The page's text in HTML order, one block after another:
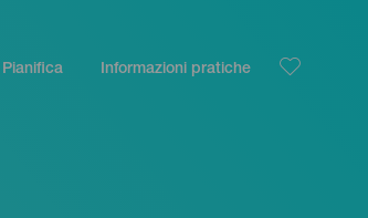
Pianifica Informazioni pratiche